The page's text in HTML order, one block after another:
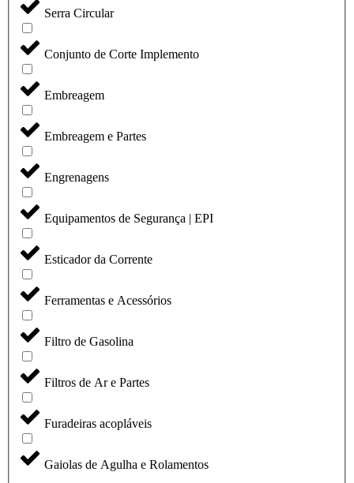
Serra Circular
Conjunto de Corte Implemento
Embreagem
Embreagem e Partes
Engrenagens
Equipamentos de Segurança | EPI
Esticador da Corrente
Ferramentas e Acessórios
Filtro de Gasolina
Filtros de Ar e Partes
Furadeiras acopláveis
Gaiolas de Agulha e Rolamentos